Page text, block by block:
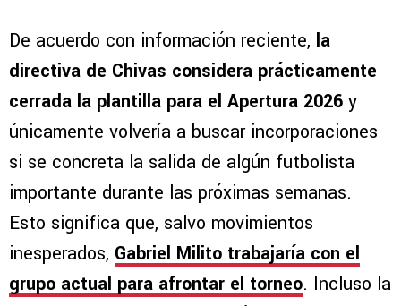
De acuerdo con información reciente, la
directiva de Chivas considera prácticamente
cerrada la plantilla para el Apertura 2026 y
únicamente volvería a buscar incorporaciones
si se concreta la salida de algún futbolista
importante durante las próximas semanas.
Esto significa que, salvo movimientos
inesperados, Gabriel Milito trabajaría con el
grupo actual para afrontar el torneo. Incluso la